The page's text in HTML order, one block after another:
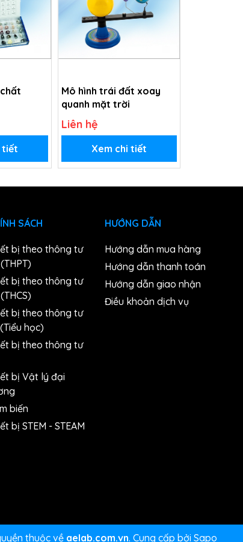
tiết
Mô hình trái đất xoay
quanh mặt trời
Liên hệ
Xem chi tiết
SÁCH
bị theo thông tư
bị theo thông tư
bị theo thông tư
học)
bị theo thông tư
bị Vật lý đại
biến
bị STEM - STEAM
HƯỚNG DẪN
Hướng dẫn mua hàng
Hướng dẫn thanh toán
Hướng dẫn giao nhận
Điều khoản dịch vụ
thuộc về aelab.com.vn. Cung cấp bởi Sapo